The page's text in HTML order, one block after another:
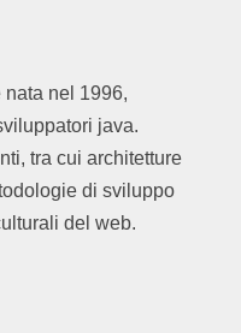
nel 1996,
java.
tra cui architetture
di sviluppo
del web.